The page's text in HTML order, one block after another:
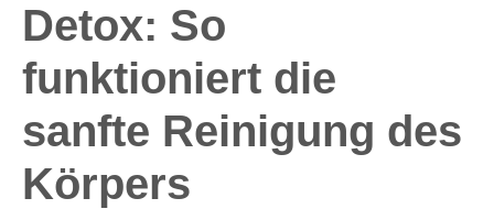
Detox: So
funktioniert die
sanfte Reinigung des
Körpers